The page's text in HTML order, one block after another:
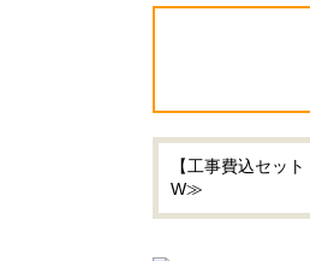
【工事費込セッ
W≫